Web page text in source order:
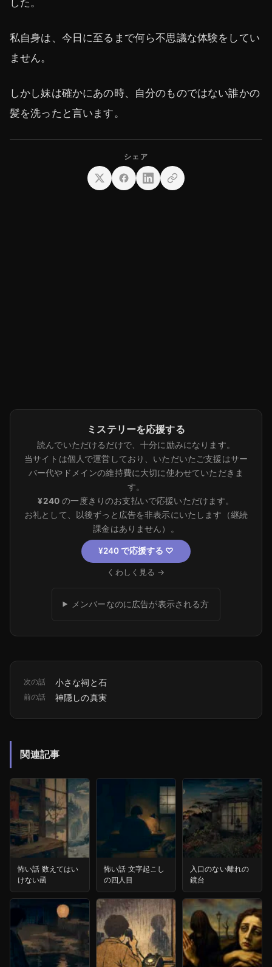
私自身は、今日に至るまで何ら不思議な体験をしてい
ません。
しかし妹は確かにあの時、自分のものではない誰かの
髪を洗ったと言います。
ミステリーを応援する
読んでいただけるだけで、十分に励みになります。
当サイトは個人で運営しており、いただいたご支援はサー
バー代やドメインの維持費に大切に使わせていただきま
す。
¥240 の一度きりのお支払いで応援いただけます。
お礼として、以後ずっと広告を非表示にいたします（継続
課金はありません）。
¥240 で応援する ♡
くわしく見る →
メンバーなのに広告が表示される方
次の話 小さな祠と石
前の話 神隠しの真実
関連記事
怖い話 数えてはい
けない函
怖い話 文字起こし
の四人目
入口のない離れの
鏡台